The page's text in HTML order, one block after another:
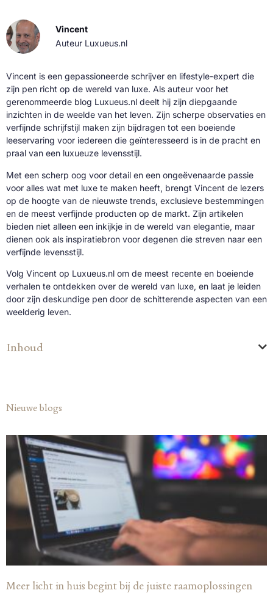
Vincent
Auteur Luxueus.nl
Vincent is een gepassioneerde schrijver en lifestyle-expert die
zijn pen richt op de wereld van luxe. Als auteur voor het
gerenommeerde blog Luxueus.nl deelt hij zijn diepgaande
inzichten in de weelde van het leven. Zijn scherpe observaties en
verfijnde schrijfstijl maken zijn bijdragen tot een boeiende
leeservaring voor iedereen die geïnteresseerd is in de pracht en
praal van een luxueuze levensstijl.
Met een scherp oog voor detail en een ongeëvenaarde passie
voor alles wat met luxe te maken heeft, brengt Vincent de lezers
op de hoogte van de nieuwste trends, exclusieve bestemmingen
en de meest verfijnde producten op de markt. Zijn artikelen
bieden niet alleen een inkijkje in de wereld van elegantie, maar
dienen ook als inspiratiebron voor degenen die streven naar een
verfijnde levensstijl.
Volg Vincent op Luxueus.nl om de meest recente en boeiende
verhalen te ontdekken over de wereld van luxe, en laat je leiden
door zijn deskundige pen door de schitterende aspecten van een
weelderig leven.
Inhoud
Nieuwe blogs
Meer licht in huis begint bij de juiste raamoplossingen